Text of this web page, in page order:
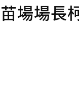
場場長